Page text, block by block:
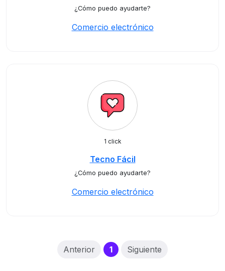
¿Cómo puedo ayudarte?
Comercio electrónico
1 click
Tecno Fácil
¿Cómo puedo ayudarte?
Comercio electrónico
Anterior 1(current)
Siguiente